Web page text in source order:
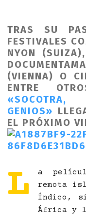
TRAS SU
FESTIVALES
NYON
(VIENNA) O
ENTRE
GENIOS»
EL PRÓXIMO
L
a
remota
Índico,
África y